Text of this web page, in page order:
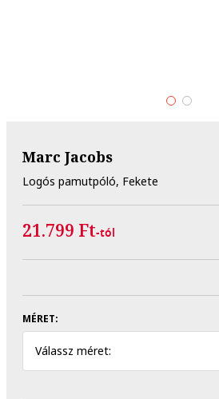
Marc Jacobs
Logós pamutpóló, Fekete
21.799 Ft-tól
MÉRET:
Válassz méret: